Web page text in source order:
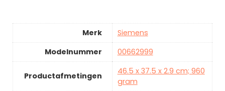
Merk
Siemens
Modelnummer
00662999
Productafmetingen
46.5 x 37.5 x 2.9 cm; 960
gram